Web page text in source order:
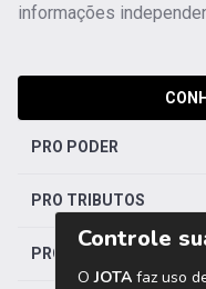
informações
PRO PODER
PRO TRIBUTOS
PRO TRABALHISTA